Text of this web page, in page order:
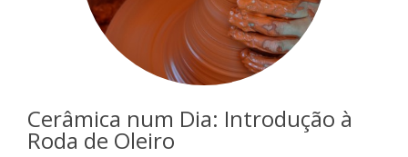
Cerâmica num Dia: Introdução à
Roda de Oleiro